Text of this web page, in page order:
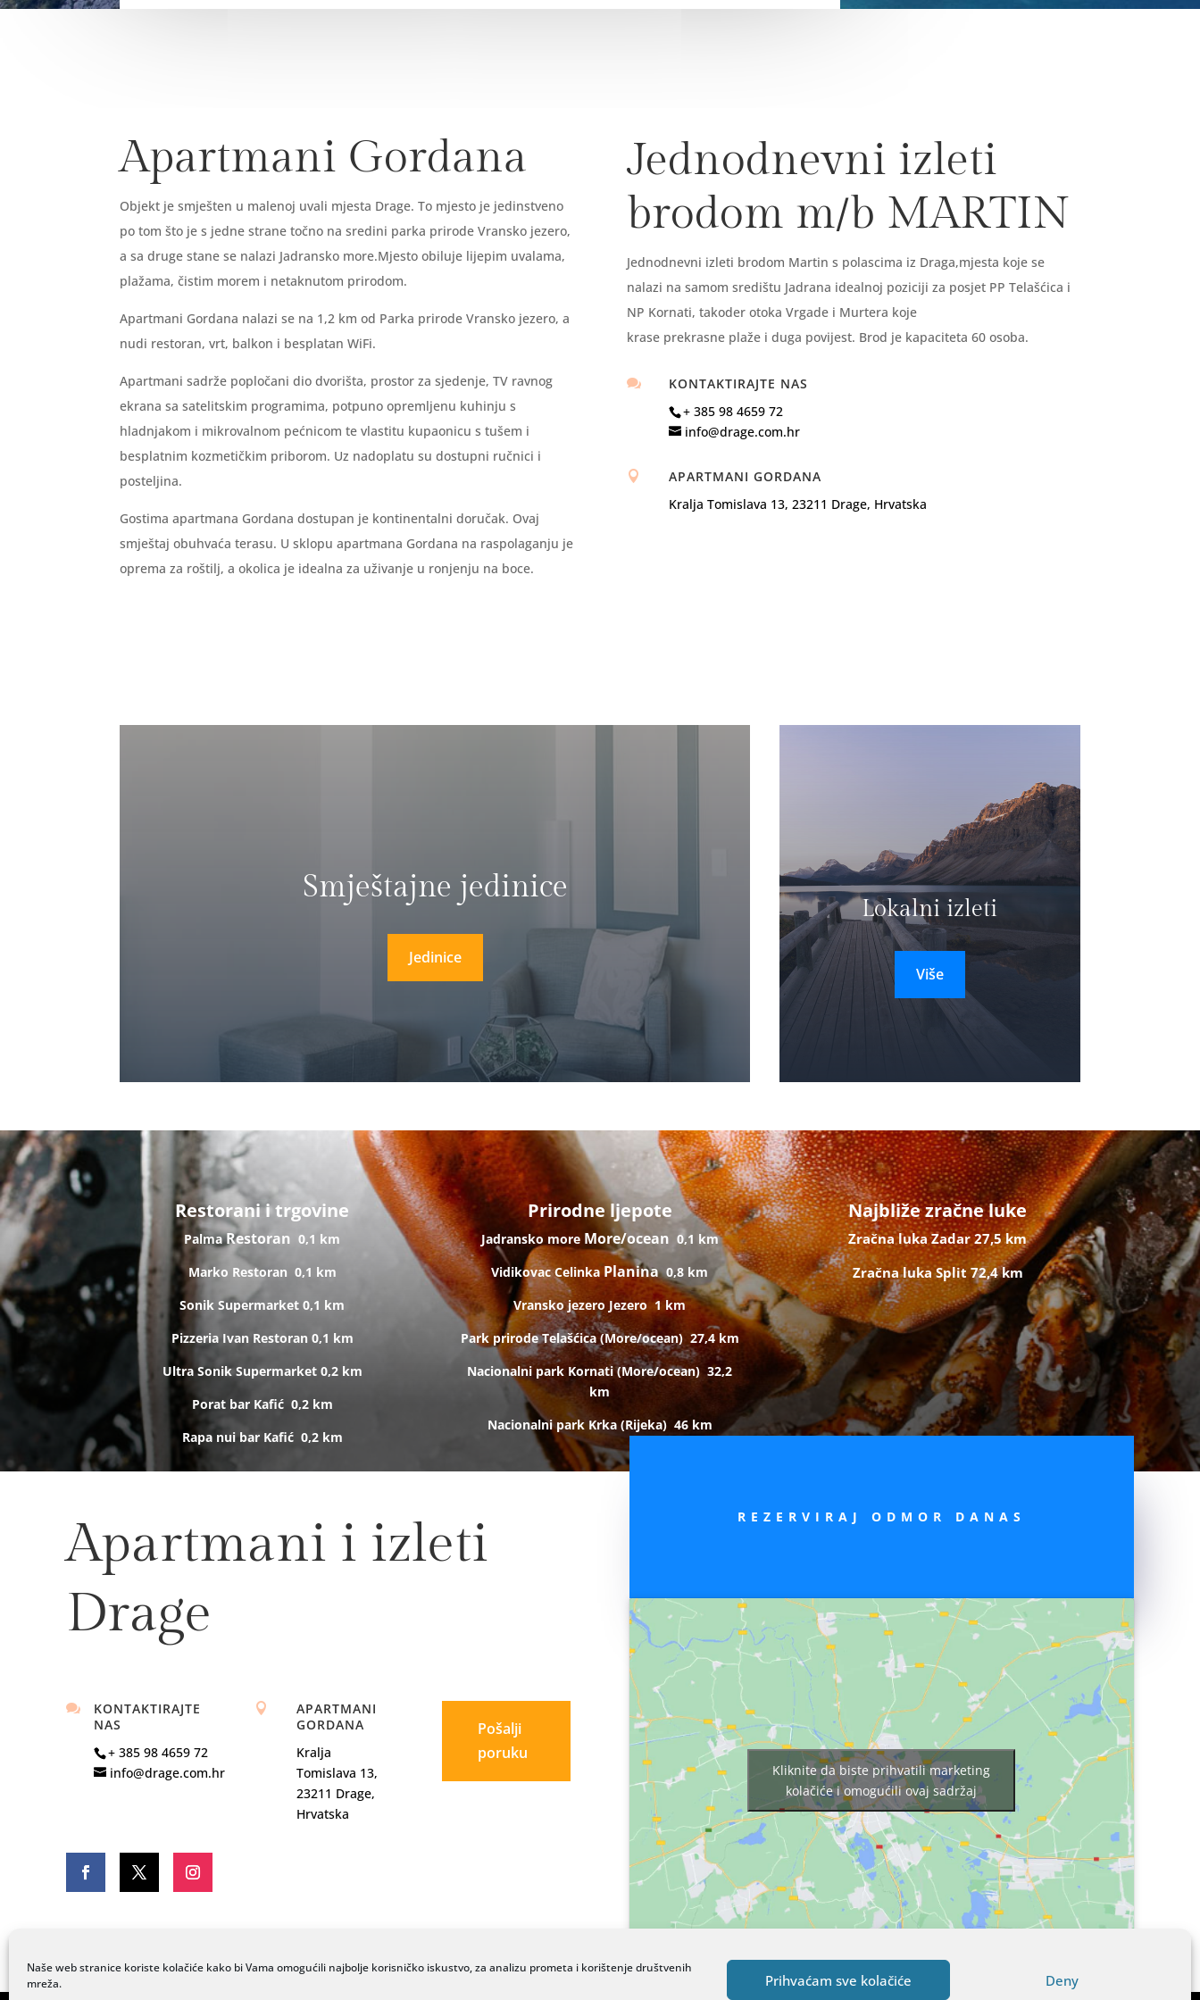
Naše web stranice koriste kolačiće kako bi Vama omogućili najbolje korisničko iskustvo, za analizu prometa i korištenje društvenih
mreža.
Prihvaćam sve kolačiće Deny
Apartmani Gordana
Objekt je smješten u malenoj uvali mjesta Drage. To mjesto je jedinstveno
po tom što je s jedne strane točno na sredini parka prirode Vransko jezero,
a sa druge stane se nalazi Jadransko more.Mjesto obiluje lijepim uvalama,
plažama, čistim morem i netaknutom prirodom.
Apartmani Gordana nalazi se na 1,2 km od Parka prirode Vransko jezero, a
nudi restoran, vrt, balkon i besplatan WiFi.
Apartmani sadrže popločani dio dvorišta, prostor za sjedenje, TV ravnog
ekrana sa satelitskim programima, potpuno opremljenu kuhinju s
hladnjakom i mikrovalnom pećnicom te vlastitu kupaonicu s tušem i
besplatnim kozmetičkim priborom. Uz nadoplatu su dostupni ručnici i
posteljina.
Gostima apartmana Gordana dostupan je kontinentalni doručak. Ovaj
smještaj obuhvaća terasu. U sklopu apartmana Gordana na raspolaganju je
oprema za roštilj, a okolica je idealna za uživanje u ronjenju na boce.
Jednodnevni izleti
brodom m/b MARTIN
Jednodnevni izleti brodom Martin s polascima iz Draga,mjesta koje se
nalazi na samom središtu Jadrana idealnoj poziciji za posjet PP Telašćica i
NP Kornati, takoder otoka Vrgade i Murtera koje
krase prekrasne plaže i duga povijest. Brod je kapaciteta 60 osoba.

KONTAKTIRAJTE NAS
+ 385 98 4659 72
info@drage.com.hr

APARTMANI GORDANA
Kralja Tomislava 13, 23211 Drage, Hrvatska
Smještajne jedinice
Jedinice
Lokalni izleti
Više
Restorani i trgovine
PalmaRestoran0,1 km
Marko Restoran 0,1 km
SonikSupermarket0,1 km
Pizzeria Ivan Restoran 0,1 km
Ultra SonikSupermarket 0,2 km
Porat bar Kafić 0,2 km
Rapa nui bar Kafić 0,2 km
Prirodne ljepote
Jadransko more More/ocean 0,1 km
Vidikovac Celinka Planina0,8 km
Vransko jezero Jezero1 km
Park prirode Telašćica (More/ocean) 27,4 km
Nacionalni park Kornati (More/ocean)32,2
km
Nacionalni park Krka (Rijeka) 46 km
Najbliže zračne luke
Zračna luka Zadar 27,5 km
Zračna luka Split 72,4 km
Apartmani i izleti
Drage

KONTAKTIRAJTE
NAS
+ 385 98 4659 72
info@drage.com.hr

APARTMANI
GORDANA
Kralja
Tomislava 13,
23211 Drage,
Hrvatska
Pošalji
poruku
REZERVIRAJ ODMOR DANAS
Kliknite da biste prihvatili marketing
kolačiće i omogućili ovaj sadržaj